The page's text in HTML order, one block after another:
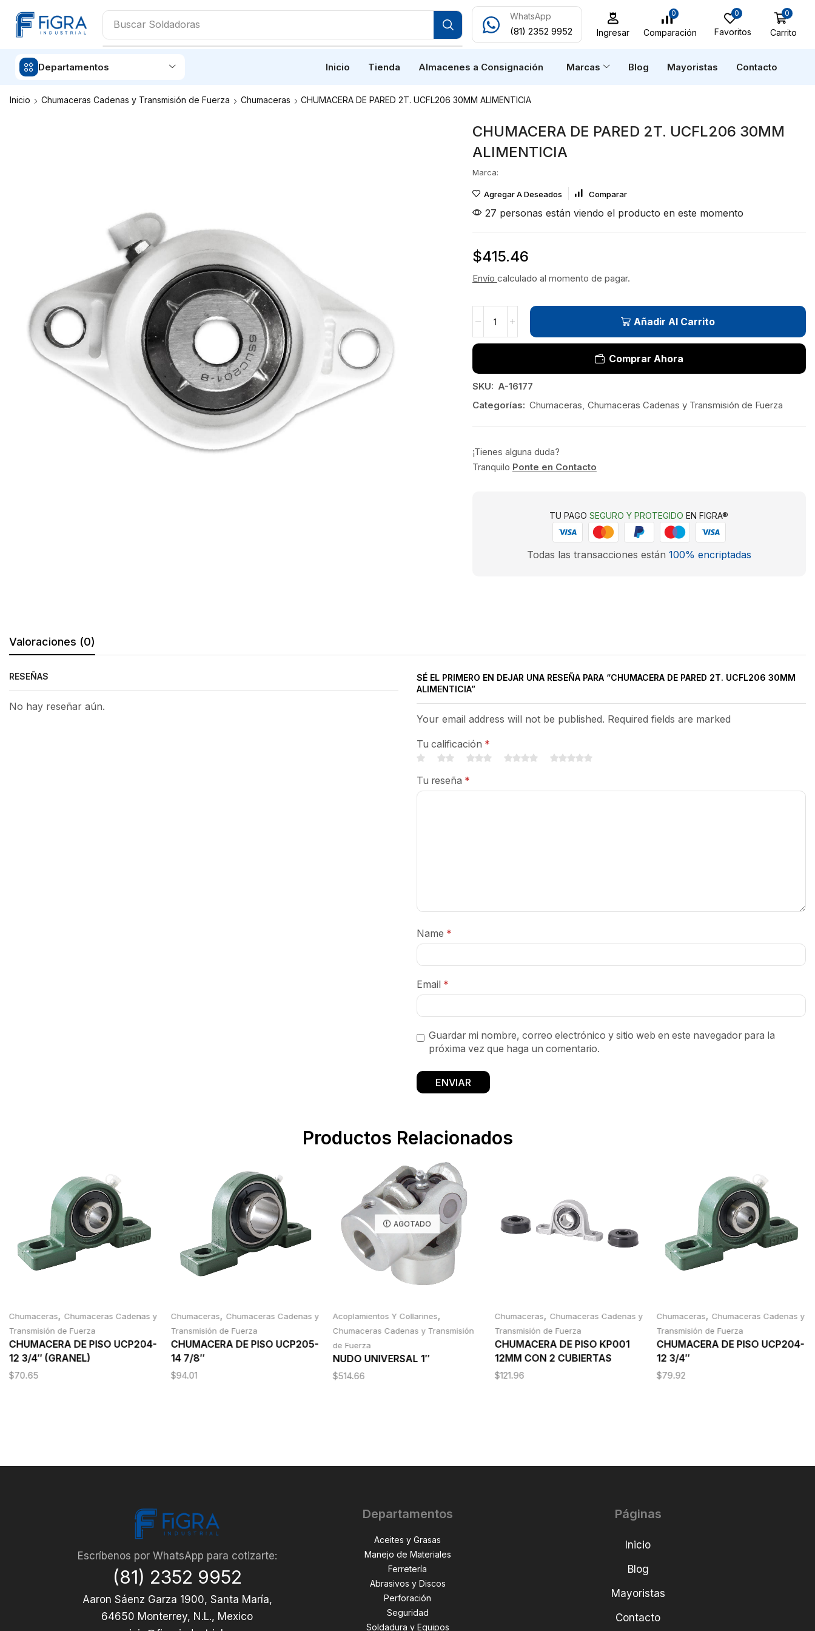
Buscar Aceites
WhatsApp
(81) 2352 9952 Ingresar
0
Comparación
0
Favoritos
0
Carrito
Departamentos Inicio Tienda Almacenes a Consignación Marcas Blog Mayoristas Contacto
Inicio Chumaceras Cadenas y Transmisión de Fuerza Chumaceras CHUMACERA DE PARED 2T. UCFL206 30MM ALIMENTICIA
CHUMACERA DE PARED 2T. UCFL206 30MM
ALIMENTICIA
Marca:
Agregar A Deseados Comparar
27 personas están viendo el producto en este momento
$415.46
Envío calculado al momento de pagar.
Añadir Al Carrito
Comprar Ahora
SKU: A-16177
Categorías: Chumaceras, Chumaceras Cadenas y Transmisión de Fuerza
¡Tienes alguna duda?
Tranquilo Ponte en Contacto
TU PAGOSEGURO Y PROTEGIDO EN FIGRA®
Todas las transacciones están 100% encriptadas
Valoraciones (0)
RESEÑAS
No hay reseñar aún.
SÉ EL PRIMERO EN DEJAR UNA RESEÑA PARA “CHUMACERA DE PARED 2T. UCFL206 30MM
ALIMENTICIA”
Your email address will not be published. Required fields are marked
Tu calificación *
Tu reseña *
Name *
Email *
Guardar mi nombre, correo electrónico y sitio web en este navegador para la
próxima vez que haga un comentario.
Productos Relacionados
Chumaceras, Chumaceras Cadenas y
Transmisión de Fuerza
CHUMACERA DE PISO UCP204-
12 3/4″ (GRANEL)
$70.65
Chumaceras, Chumaceras Cadenas y
Transmisión de Fuerza
CHUMACERA DE PISO UCP205-
14 7/8″
$94.01
AGOTADO
Acoplamientos Y Collarines,
Chumaceras Cadenas y Transmisión
de Fuerza
NUDO UNIVERSAL 1″
$514.66
Chumaceras, Chumaceras Cadenas y
Transmisión de Fuerza
CHUMACERA DE PISO KP001
12MM CON 2 CUBIERTAS
$121.96
Chumaceras, Chumaceras Cadenas y
Transmisión de Fuerza
CHUMACERA DE PISO UCP204-
12 3/4″
$79.92
Escríbenos por WhatsApp para cotizarte:
(81) 2352 9952
Aaron Sáenz Garza 1900, Santa María,
64650 Monterrey, N.L., Mexico
Departamentos
Aceites y Grasas
Manejo de Materiales
Ferretería
Abrasivos y Discos
Perforación
Seguridad
Soldadura y Equipos
Páginas
Inicio
Blog
Mayoristas
Contacto